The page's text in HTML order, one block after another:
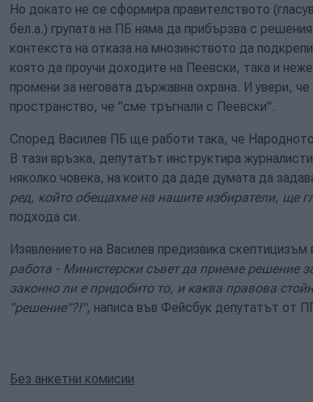
Но докато не се сформира правителството
бел.а.) групата на ПБ няма да прибързва с
контекста на отказа на мнозинството да
която да проучи доходите на Пеевски, така и
промени за неговата държавна охрана. И увери,
пространство, че "сме тръгнали с Пеевски".
Според Василев ПБ ще работи така, че
В тази връзка, депутатът инструктира
няколко човека, на които да даде думата да
ред, който обещахме на нашите избиратели, ще
подхода си.
Изявлението на Василев предизвика скептицизъм
работа - Министерски съвет да приеме решение
законно ли е придобито то, и каква правова
"решение"?!", написа във Фейсбук депутатът от
Без анкетни комисии